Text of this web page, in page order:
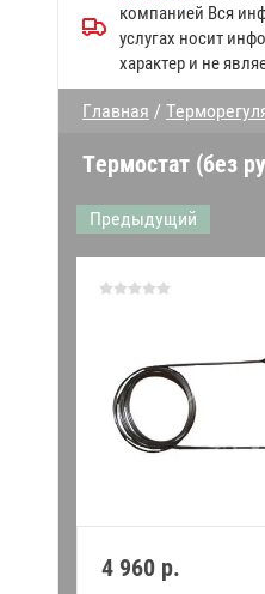
машинам МПК
Прочие запчасти Abat
Дверки духовки
Запчасти
печей
Запчасти к газовым
Гастроёмкости
противни
Запчасти к
компанией Вся
услугах носит
характер и не
Главная /
Термостат (без
Предыдущий
4 960 р.